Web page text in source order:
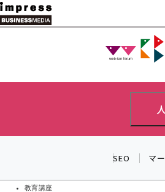
メ
イ
教育講座
SEO マ